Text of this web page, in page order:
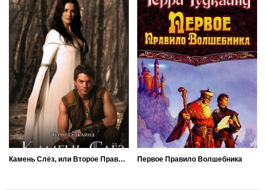
Камень Слёз, или Второе Правило Волшебника Первое Правило Волшебника